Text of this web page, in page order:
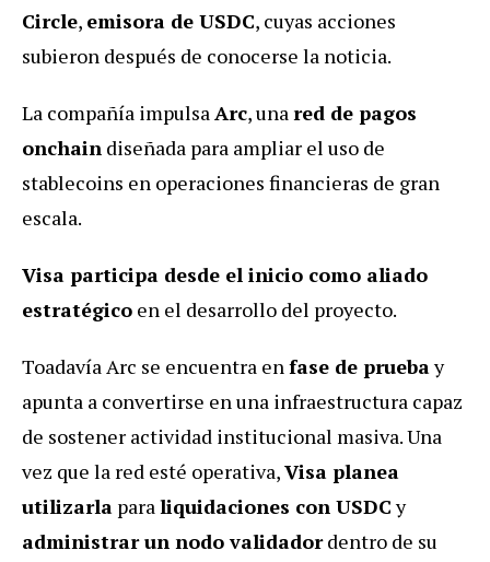
Circle, emisora de USDC, cuyas acciones
subieron después de conocerse la noticia.
La compañía impulsaArc, unared de pagos
onchain diseñada para ampliar el uso de
stablecoins en operaciones financieras de gran
escala.
Visa participa desde el inicio como aliado
estratégico en el desarrollo del proyecto.
Toadavía Arc se encuentra enfase de pruebay
apunta a convertirse en una infraestructura capaz
de sostener actividad institucional masiva. Una
vez que la red esté operativa,Visa planea
utilizarla paraliquidaciones con USDCy
administrar un nodo validadordentro de su